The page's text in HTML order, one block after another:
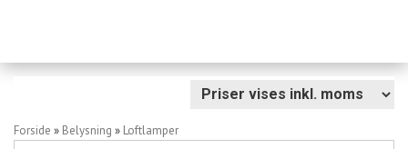
Forside » Belysning » Loftlamper